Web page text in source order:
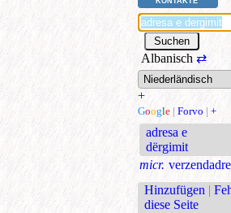
Albanisch⇄
+
Google | Forvo | +
adresa e
dërgimit
micr.
Hinzufügen |
diese Seite